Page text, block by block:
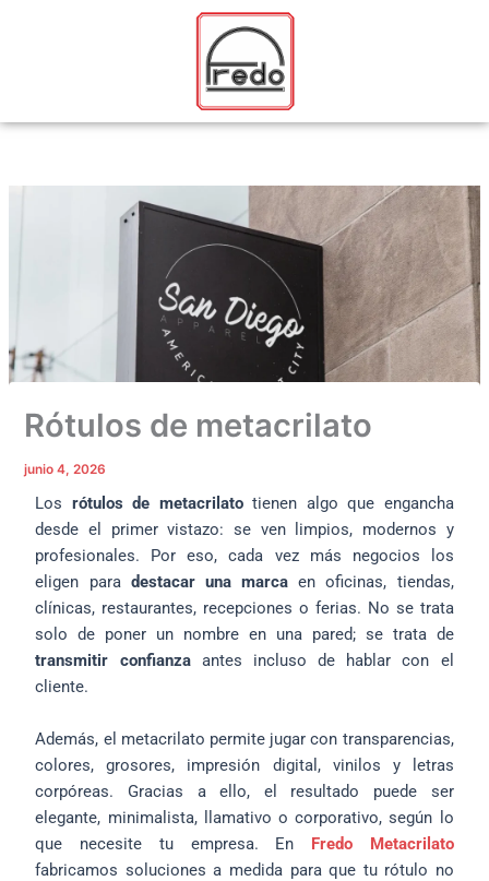
Rótulos de metacrilato
junio 4, 2026
Los rótulos de metacrilatotienen algo que engancha
desde el primer vistazo: se ven limpios, modernos y
profesionales. Por eso, cada vez más negocios los
eligen para destacar una marca en oficinas, tiendas,
clínicas, restaurantes, recepciones o ferias. No se trata
solo de poner un nombre en una pared; se trata de
transmitir confianzaantes incluso de hablar con el
cliente.
Además, el metacrilato permite jugar con transparencias,
colores, grosores, impresión digital, vinilos y letras
corpóreas. Gracias a ello, el resultado puede ser
elegante, minimalista, llamativo o corporativo, según lo
que necesite tu empresa. En Fredo Metacrilato
fabricamos soluciones a medida para que tu rótulo no